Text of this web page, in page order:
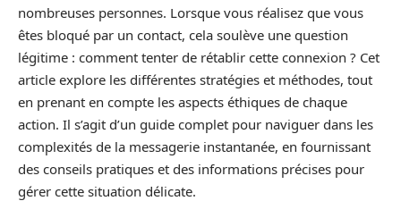
nombreuses personnes. Lorsque vous réalisez que vous
êtes bloqué par un contact, cela soulève une question
légitime : comment tenter de rétablir cette connexion ? Cet
article explore les différentes stratégies et méthodes, tout
en prenant en compte les aspects éthiques de chaque
action. Il s’agit d’un guide complet pour naviguer dans les
complexités de la messagerie instantanée, en fournissant
des conseils pratiques et des informations précises pour
gérer cette situation délicate.